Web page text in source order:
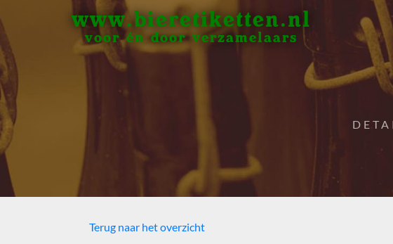
www.bieretiketten.nl
voor én door verzamelaars
Terug naar het overzicht